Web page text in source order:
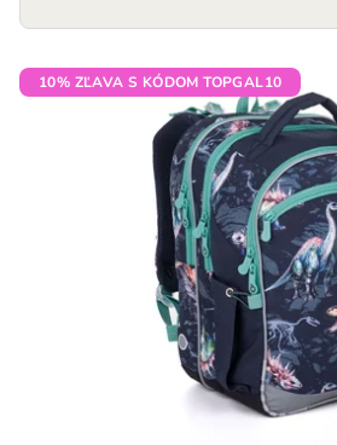
V
ý
10% ZĽAVA S KÓDOM TOPGAL10